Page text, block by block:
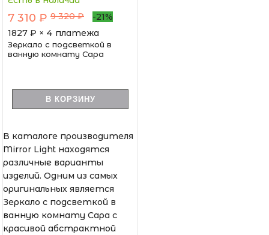
7 310 ₽ 9 320 ₽
-21%
1827 ₽ × 4 платежа
Зеркало с подсветкой в
ванную комнату Сара
В КОРЗИНУ
В каталоге производителя
Mirror Light находятся
различные варианты
изделий. Одним из самых
оригинальных является
Зеркало с подсветкой в
ванную комнату Сара с
красивой абстрактной